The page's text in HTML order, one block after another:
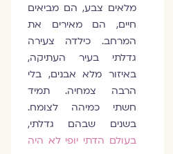
מלאים צבע, הם מביאים
חיים, הם מאירים את
המרחב. כילדה צעירה
גדלתי בעיר העתיקה,
באיזור מלא אבנים, בלי
הרבה צמחיה. תמיד
חשתי כמיהה לצומח.
בשנים שבהם גדלתי,
בעולם הדתי יופי לא היה